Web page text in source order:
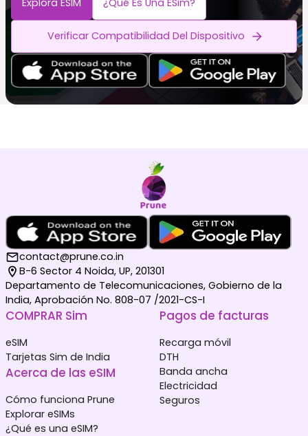
Explora ESIM ¿Qué Es Una ESim?
Verificar Compatibilidad Del Dispositivo
contact@prune.co.in
B-6 Sector 4 Noida, UP, 201301
Departamento de Telecomunicaciones, Gobierno de la
India, Aprobación No. 808-07 /2021-CS-I
COMPRAR Sim
eSIM
Tarjetas Sim de India
Acerca de las eSIM
Cómo funciona Prune
Explorar eSIMs
¿Qué es una eSIM?
Pagos de facturas
Recarga móvil
DTH
Banda ancha
Electricidad
Seguros